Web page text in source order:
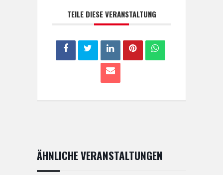
TEILE DIESE VERANSTALTUNG
ÄHNLICHE VERANSTALTUNGEN